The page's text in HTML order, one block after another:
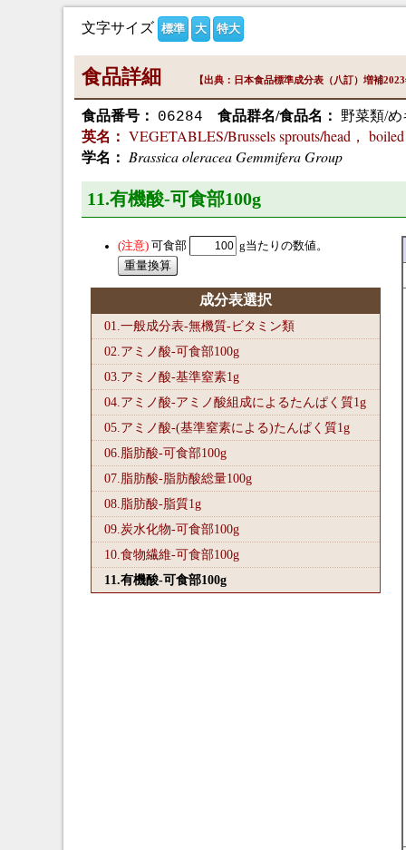
文字サイズ 標準 大 特大
食品詳細 【出典：日本食品標準成分表（八訂）増補
食品番号： 06284 食品群名/食品名：
野菜類/
英名： VEGETABLES/Brussels sprouts/head， boiled
学名： Brassica oleracea Gemmifera Group
11.有機酸-可食部100g
可食部 g当たりの数値。
成分表選択
01.一般成分表-無機質-ビタミン類
02.アミノ酸-可食部100g
03.アミノ酸-基準窒素1g
04.アミノ酸-アミノ酸組成によるたんぱく質1g
05.アミノ酸-(基準窒素による)たんぱく質1g
06.脂肪酸-可食部100g
07.脂肪酸-脂肪酸総量100g
08.脂肪酸-脂質1g
09.炭水化物-可食部100g
10.食物繊維-可食部100g
11.有機酸-可食部100g